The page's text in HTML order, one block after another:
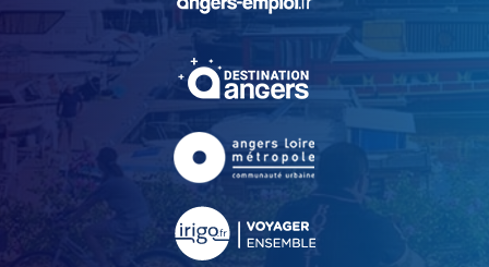
, Ouvre une nouvelle
, Ouvre une nouvelle